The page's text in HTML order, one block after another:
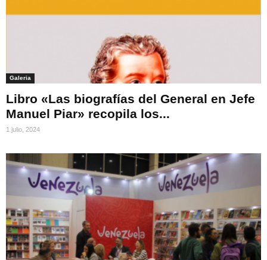
Galeria
Libro «Las biografías del General en Jefe
Manuel Piar» recopila los...
1 julio, 2024